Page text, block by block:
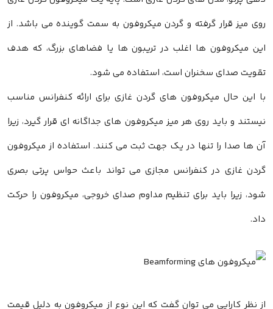
روی میز قرار گرفته و گردن میکروفون به سمت گوینده می باشد. از
این میکروفون ها اغلب در تریبون ها یا فضاهای بزرگ، که هدف
تقویت صدای سخنران است، استفاده می شود.
با این حال میکروفون های گردن غازی برای ارائه کنفرانس مناسب
نیستند و باید روی هر میز میکروفون های جداگانه ای قرار گیرد، زیرا
آن ها صدا را تنها در یک جهت ثبت می کنند. استفاده از میکروفون
گردن غازی در کنفرانس مجازی می تواند باعث حواس پرتی بصری
شود، زیرا باید برای تنظیم مداوم صدای خروجی، میکروفون را حرکت
داد.
از نظر کارایی می توان گفت که این نوع از میکروفون به دلیل قیمت